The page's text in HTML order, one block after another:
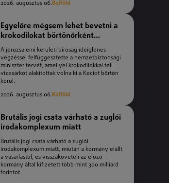
2026. augusztus 06.Belföld
Egyelőre mégsem lehet bevetni a
krokodilokat börtönőrként
Izraelben
A jeruzsálemi kerületi bíróság ideiglenes
végzéssel felfüggesztette a nemzetbiztonsági
miniszter tervét, amellyel krokodilokkal teli
vizesárkot alakítottak volna ki a Keciot börtön
körül.
2026. augusztus 06. Külföld
Brutális jogi csata várható a zuglói
irodakomplexum miatt
Brutális jogi csata várható a zuglói
irodakomplexum miatt, miután a kormány elállt
a vásárlástól, és visszaköveteli az előző
kormány által kifizetett több mint 300 milliárd
forintot.